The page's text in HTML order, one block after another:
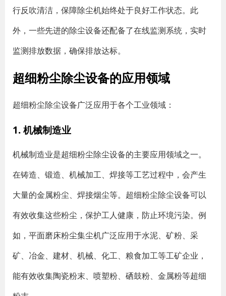
行反吹清洁，保障除尘机始终处于良好工作状态。此
外，一些先进的除尘设备还配备了在线监测系统，实时
监测排放数据，确保排放达标。
超细粉尘除尘设备的应用领域
超细粉尘除尘设备广泛应用于各个工业领域：
1. 机械制造业
机械制造业是超细粉尘除尘设备的主要应用领域之一。
在铸造、锻造、机械加工、焊接等工艺过程中，会产生
大量的金属粉尘、焊接烟尘等。超细粉尘除尘设备可以
有效收集这些粉尘，保护工人健康，防止环境污染。例
如，平面磨床粉尘集尘机广泛应用于水泥、矿粉、采
矿、冶金、建材、机械、化工、粮食加工等工矿企业，
能有效收集陶瓷粉末、喷塑粉、硒鼓粉、金属粉等超细